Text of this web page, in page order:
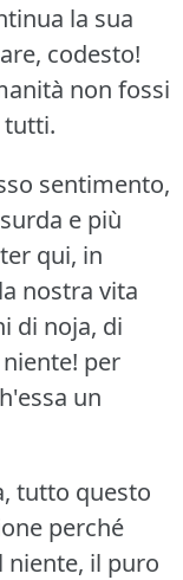
la sua
codesto!
non fossi
tutti.
sentimento,
e più
qui, in
nostra vita
di noja, di
per
un
tutto questo
perché
niente, il puro